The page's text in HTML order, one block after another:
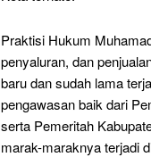
Praktisi Hukum
penyaluran, dan
baru dan sudah lama
pengawasan baik dari
serta Pemeritah
marak-maraknya terjadi